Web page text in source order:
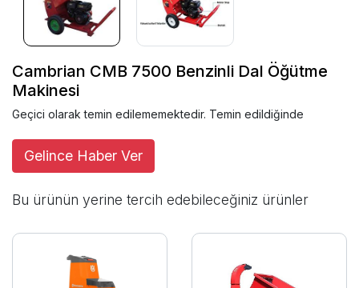
Cambrian CMB 7500 Benzinli Dal Öğütme
Makinesi
Geçici olarak temin edilememektedir. Temin edildiğinde
Gelince Haber Ver
Bu ürünün yerine tercih edebileceğiniz ürünler